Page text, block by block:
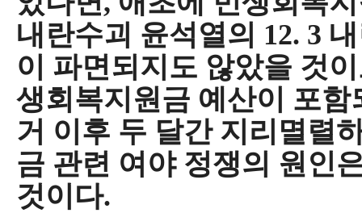
내란수괴 윤석열의 12. 3
이 파면되지도 않았을 것
생회복지원금 예산이 포
거 이후 두 달간 지리멸렬
금 관련 여야 정쟁의 원인
것이다.